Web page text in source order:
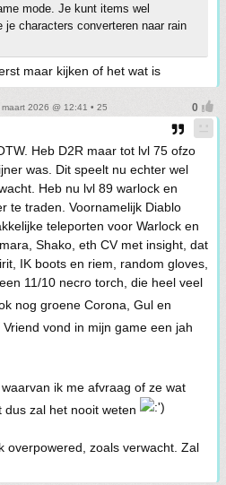
mode. Je kunt items wel
characters converteren naar rain
maar kijken of het wat is
maart 2026 @ 12:41 • 25
Heb D2R maar tot lvl 75 ofzo
was. Dit speelt nu echter wel
Heb nu lvl 89 warlock en
te traden. Voornamelijk Diablo
teleporten voor Warlock en
Shako, eth CV met insight, dat
IK boots en riem, random gloves,
11/10 necro torch, die heel veel
nog groene Corona, Gul en
Vriend vond in mijn game een jah
ik me afvraag of ze wat
zal het nooit weten
overpowered, zoals verwacht. Zal